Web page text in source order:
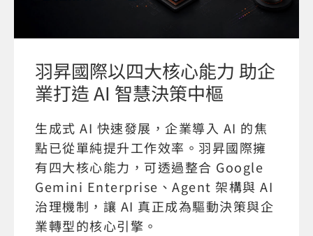
羽昇國際以四大核心能力 助企
業打造 AI 智慧決策中樞
生成式 AI 快速發展，企業導入 AI 的焦
點已從單純提升工作效率。羽昇國際擁
有四大核心能力，可透過整合 Google
Gemini Enterprise、Agent 架構與 AI
治理機制，讓 AI 真正成為驅動決策與企
業轉型的核心引擎。